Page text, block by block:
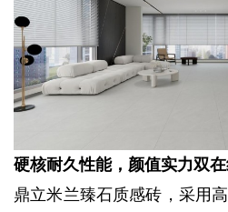
硬核耐久性能，颜值实力双
鼎立米兰臻石质感砖，采用